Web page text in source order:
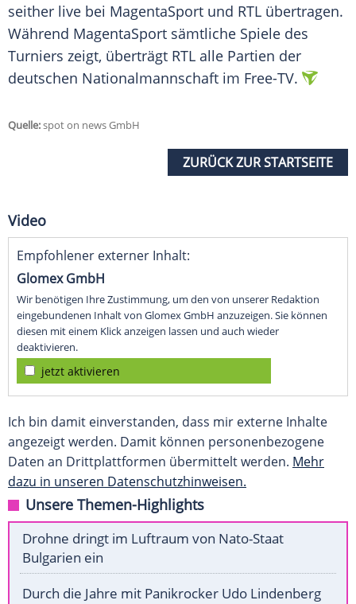
seither live bei MagentaSport und RTL übertragen.
Während MagentaSport sämtliche Spiele des
Turniers zeigt, überträgt RTL alle Partien der
deutschen Nationalmannschaft im Free-TV.
Quelle:spot on news GmbH
ZURÜCK ZUR STARTSEITE
Video
Empfohlener externer Inhalt:
Glomex GmbH
Wir benötigen Ihre Zustimmung, um den von unserer Redaktion
eingebundenen Inhalt von Glomex GmbH anzuzeigen. Sie können
diesen mit einem Klick anzeigen lassen und auch wieder
deaktivieren.
jetzt aktivieren
Ich bin damit einverstanden, dass mir externe Inhalte
angezeigt werden. Damit können personenbezogene
Daten an Drittplattformen übermittelt werden. Mehr
dazu in unseren Datenschutzhinweisen.
Unsere Themen-Highlights
Drohne dringt im Luftraum von Nato-Staat
Bulgarien ein
Durch die Jahre mit Panikrocker Udo Lindenberg